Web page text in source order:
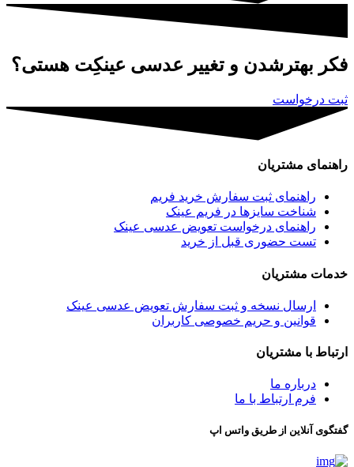
فکر بهترشدن و تغییر عدسی عینکِت هستی؟
ثبت درخواست
راهنمای مشتریان
راهنمای ثبت سفارش خرید فریم
شناخت سایزها در فریم عینک
راهنمای درخواست تعویض عدسی عینک
تست حضوری قبل از خرید
خدمات مشتریان
ارسال نسخه و ثبت سفارش تعویض عدسی عینک
قوانین و حریم خصوصی کاربران
ارتباط با مشتریان
درباره ما
فرم ارتباط با ما
گفتگوی آنلاین از طریق واتس اپ